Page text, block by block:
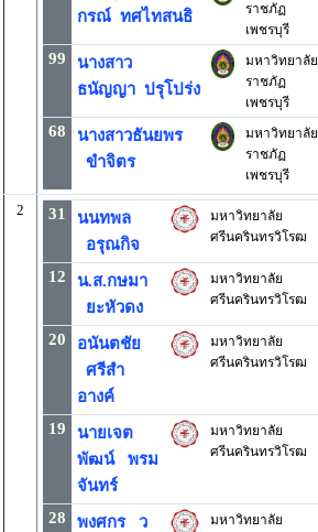
กรณ์ ทศไทสนธิ
ราชภัฏ
เพชรบุรี
99
นางสาว
ธนัญญา ปรุโปร่ง
มหาวิทยาลัย
ราชภัฏ
เพชรบุรี
68
นางสาวธันยพร
ขำจิตร
มหาวิทยาลัย
ราชภัฏ
เพชรบุรี
2 31
นนทพล
อรุณกิจ
มหาวิทยาลัย
ศรีนครินทรวิโรฒ
12
น.ส.กษมา
ยะหัวดง
มหาวิทยาลัย
ศรีนครินทรวิโรฒ
20
อนันตชัย
ศรีสำ
อางค์
มหาวิทยาลัย
ศรีนครินทรวิโรฒ
19
นายเจต
พัฒน์ พรม
จันทร์
มหาวิทยาลัย
ศรีนครินทรวิโรฒ
28
พงศกร ว
มหาวิทยาลัย